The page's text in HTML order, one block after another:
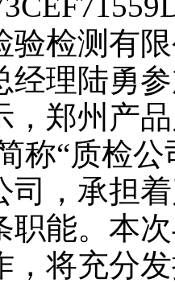
检测有限
经理陆勇
郑州产品
称“质检
司，承担
职能。本
，将充分